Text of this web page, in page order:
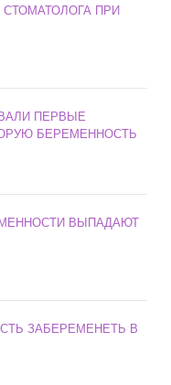
ПРИ
ПЕРВЫЕ
БЕРЕМЕННОСТЬ
ВЫПАДАЮТ
ЗАБЕРЕМЕНЕТЬ В